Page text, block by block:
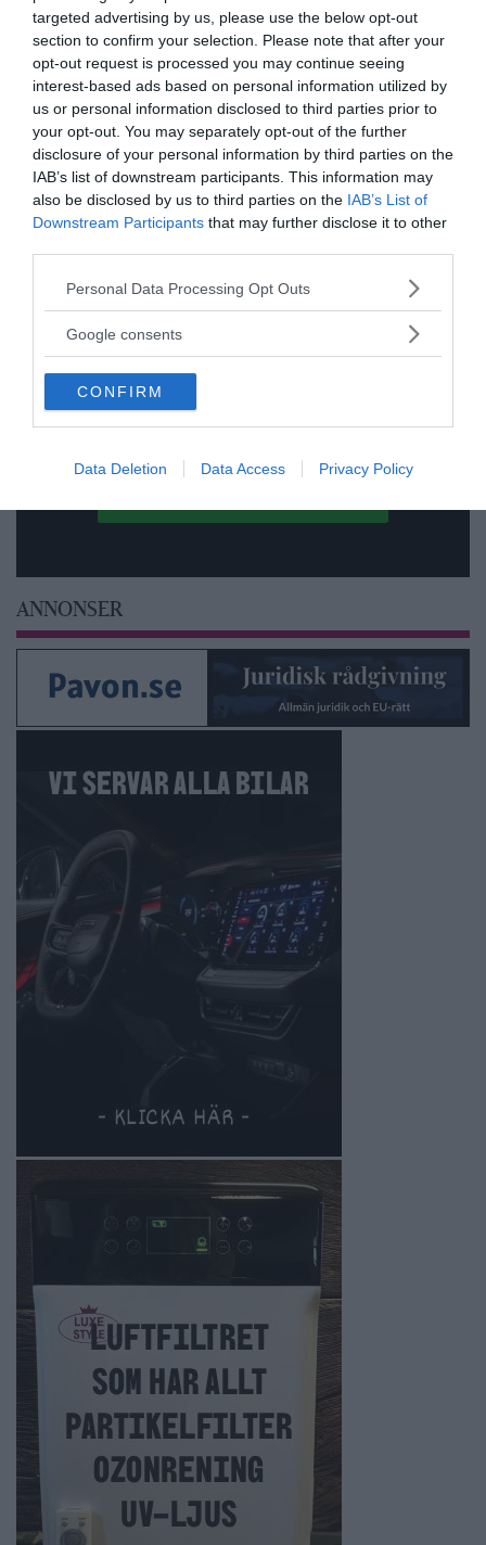
targeted advertising by us, please use the below opt-out
section to confirm your selection. Please note that after your
opt-out request is processed you may continue seeing
interest-based ads based on personal information utilized by
us or personal information disclosed to third parties prior to
your opt-out. You may separately opt-out of the further
disclosure of your personal information by third parties on the
IAB’s list of downstream participants. This information may
also be disclosed by us to third parties on the IAB’s List of
Downstream Participants that may further disclose it to other
Please note that this website/app uses one or more Google
not limited to your visit or usage behaviour. You may click to
use your data for below specified purposes in below Google
consent section.
Personal Data Processing Opt Outs
Google consents
CONFIRM
Data Deletion Data Access Privacy Policy
Gästskribent
externskribent@newsvoice.se
Prenumerera på vårt nyhetsbrev
Få NewsVoice nyhets-mail
ANNONSER